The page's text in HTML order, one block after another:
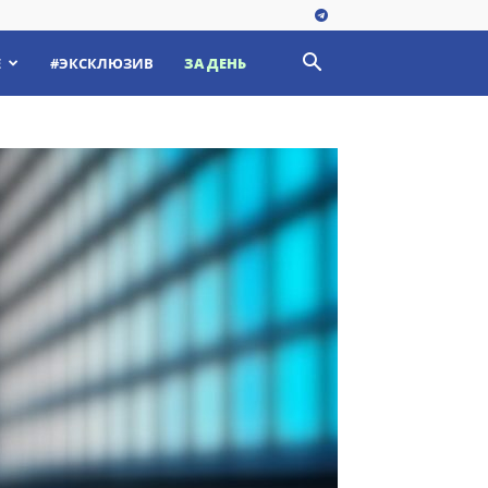
#ЭКСКЛЮЗИВ ЗА ДЕНЬ